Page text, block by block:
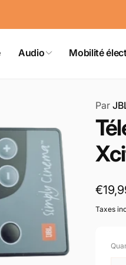
Audio Mobilité
Par
Prix
Taxes